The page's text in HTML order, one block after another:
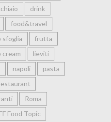
drink
food&travel
sfoglia
frutta
cream
lieviti
napoli
pasta
Roma
Food Topic